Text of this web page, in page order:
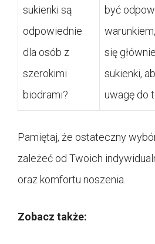
sukienki są
odpowiednie
dla osób z
szerokimi
biodrami?
być
się
sukienki,
uwagę do
Pamiętaj, że ostateczny
zależeć od Twoich
oraz komfortu noszenia.
Zobacz także: